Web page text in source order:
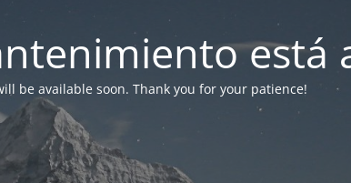
está
be available soon. Thank you for your patience!